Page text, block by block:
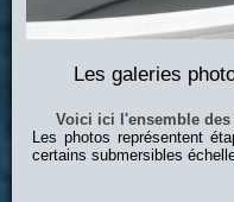
Les galeries
Voici ici l'ensemble
Les photos représentent
certains submersibles